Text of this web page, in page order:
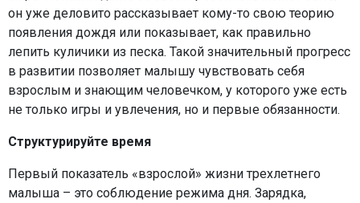
он уже деловито рассказывает кому-то свою теорию
появления дождя или показывает, как правильно
лепить куличики из песка. Такой значительный прогресс
в развитии позволяет малышу чувствовать себя
взрослым и знающим человечком, у которого уже есть
не только игры и увлечения, но и первые обязанности.
Структурируйте время
Первый показатель «взрослой» жизни трехлетнего
малыша – это соблюдение режима дня. Зарядка,